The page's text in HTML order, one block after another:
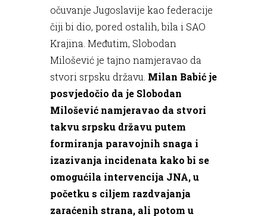
očuvanje Jugoslavije kao federacije
čiji bi dio, pored ostalih, bila i SAO
Krajina. Međutim, Slobodan
Milošević je tajno namjeravao da
stvori srpsku državu. Milan Babić je
posvjedočio da je Slobodan
Milošević namjeravao da stvori
takvu srpsku državu putem
formiranja paravojnih snaga i
izazivanja incidenata kako bi se
omogućila intervencija JNA, u
početku s ciljem razdvajanja
zaraćenih strana, ali potom u